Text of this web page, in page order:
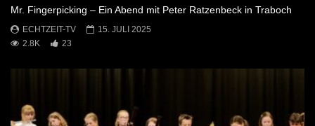
Mr. Fingerpicking – Ein Abend mit Peter Ratzenbeck in Traboch
ECHTZEIT-TV
15. JULI 2025
2.8K
23